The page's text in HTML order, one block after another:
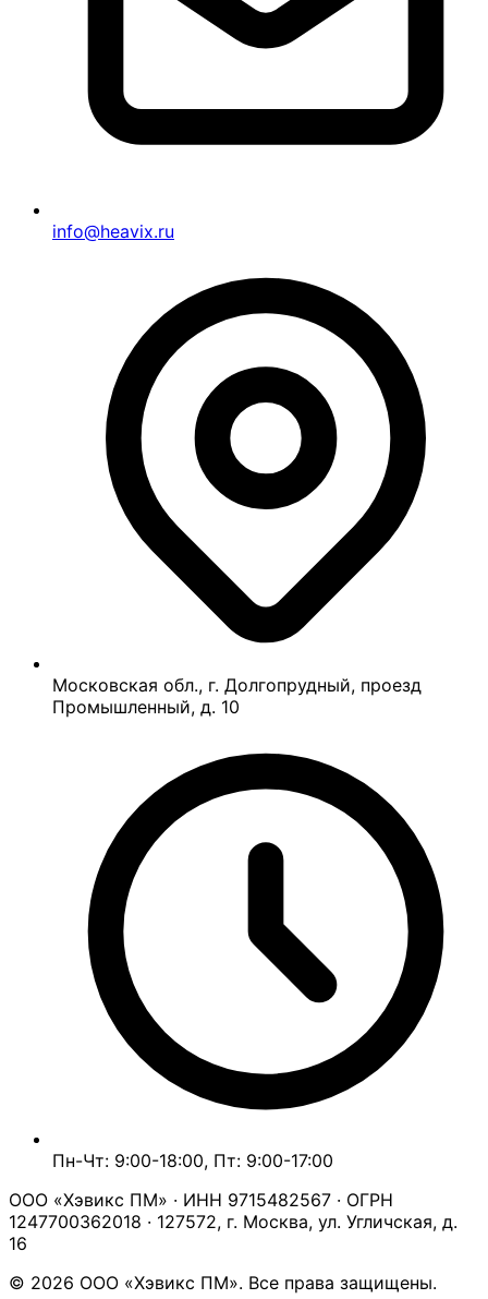
info@heavix.ru
Московская обл., г. Долгопрудный, проезд
Промышленный, д. 10
Пн-Чт: 9:00-18:00, Пт: 9:00-17:00
ООО «Хэвикс ПМ» · ИНН 9715482567 · ОГРН
1247700362018 · 127572, г. Москва, ул. Угличская, д.
16
© 2026 ООО «Хэвикс ПМ». Все права защищены.